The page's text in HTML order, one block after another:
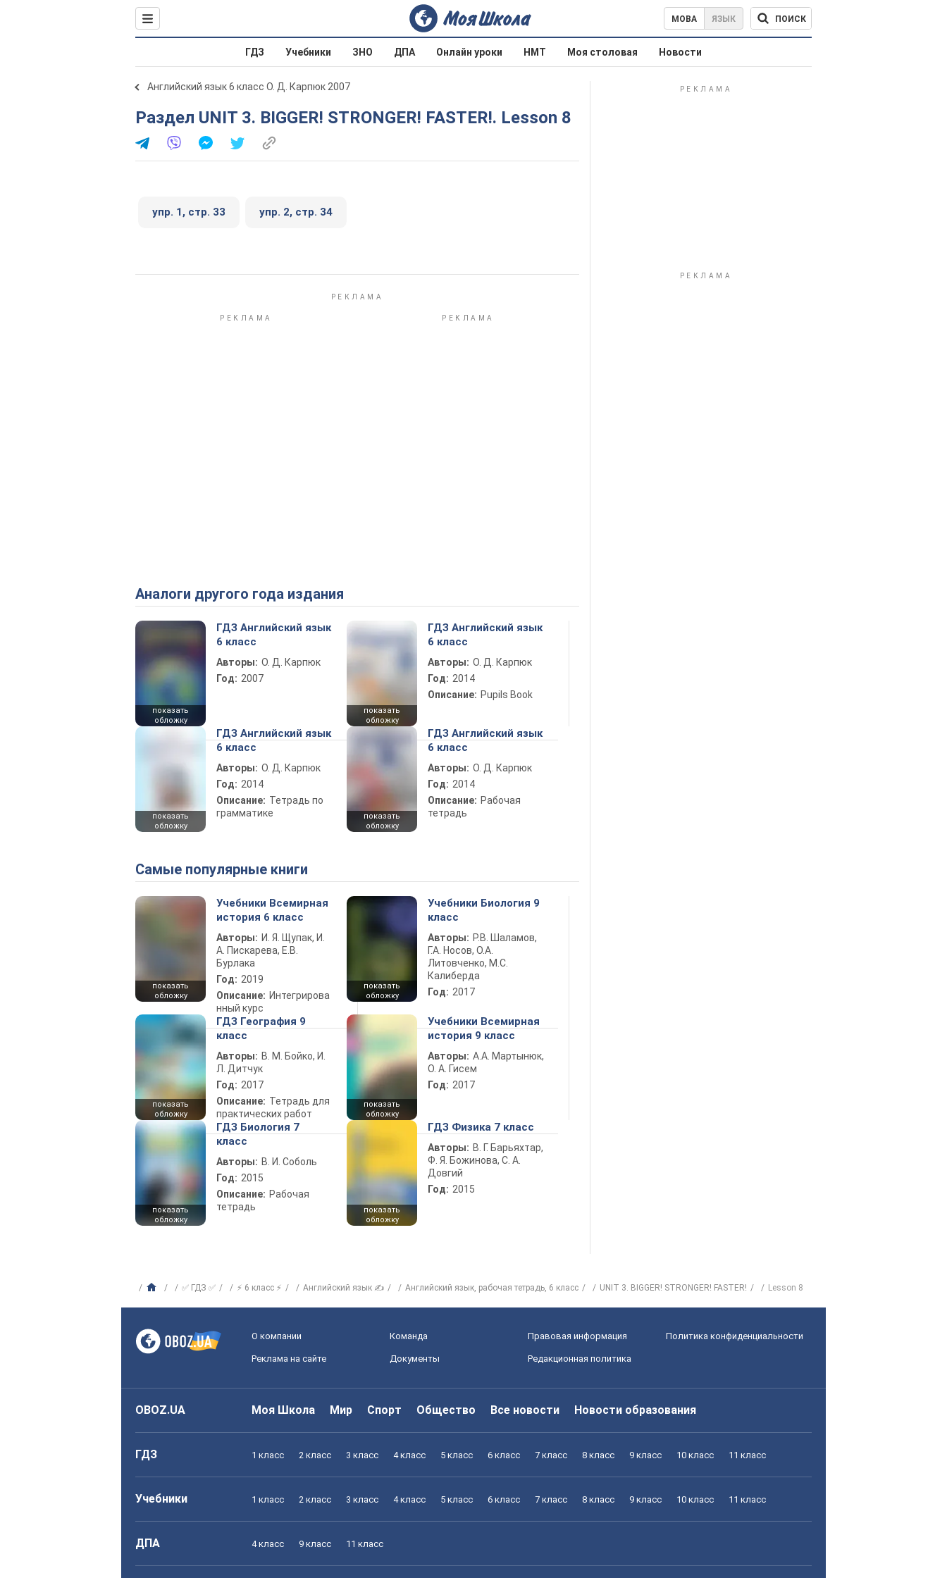
МОВА ЯЗЫК ПОИСК
ГДЗ Учебники ЗНО ДПА Онлайн уроки НМТ Моя столовая Новости
Английский язык 6 класс О. Д. Карпюк 2007
Раздел UNIT 3. BIGGER! STRONGER! FASTER!. Lesson 8
упр. 1, стр. 33 упр. 2, стр. 34
Аналоги другого года издания
показать
обложку
ГДЗ Английский язык
6 класс
Авторы: О. Д. Карпюк
Год: 2007
показать
обложку
ГДЗ Английский язык
6 класс
Авторы: О. Д. Карпюк
Год: 2014
Описание: Pupils Book
показать
обложку
ГДЗ Английский язык
6 класс
Авторы: О. Д. Карпюк
Год: 2014
Описание: Тетрадь по
грамматике
показать
обложку
ГДЗ Английский язык
6 класс
Авторы: О. Д. Карпюк
Год: 2014
Описание: Рабочая
тетрадь
Самые популярные книги
показать
обложку
Учебники Всемирная
история 6 класс
Авторы: И. Я. Щупак, И.
А. Пискарева, Е.В.
Бурлака
Год: 2019
Описание: Интегрирова
нный курс
показать
обложку
Учебники Биология 9
класс
Авторы: Р.В. Шаламов,
Г.А. Носов, О.А.
Литовченко, М.С.
Калиберда
Год: 2017
показать
обложку
ГДЗ География 9
класс
Авторы: В. М. Бойко, И.
Л. Дитчук
Год: 2017
Описание: Тетрадь для
практических работ
показать
обложку
Учебники Всемирная
история 9 класс
Авторы: А.А. Мартынюк,
О. А. Гисем
Год: 2017
показать
обложку
ГДЗ Биология 7
класс
Авторы: В. И. Соболь
Год: 2015
Описание: Рабочая
тетрадь
показать
обложку
ГДЗ Физика 7 класс
Авторы: В. Г. Барьяхтар,
Ф. Я. Божинова, С. А.
Довгий
Год: 2015
✅ ГДЗ ✅ ⚡ 6 класс ⚡ Английский язык ✍ Английский язык, рабочая тетрадь, 6 класс UNIT 3. BIGGER! STRONGER! FASTER! Lesson 8
О компании Команда Правовая информация Политика конфиденциальности
Реклама на сайте Документы Редакционная политика
OBOZ.UA Моя Школа Мир Спорт Общество Все новости Новости образования
ГДЗ 1 класс 2 класс 3 класс 4 класс 5 класс 6 класс 7 класс 8 класс 9 класс 10 класс 11 класс
Учебники 1 класс 2 класс 3 класс 4 класс 5 класс 6 класс 7 класс 8 класс 9 класс 10 класс 11 класс
ДПА 4 класс 9 класс 11 класс